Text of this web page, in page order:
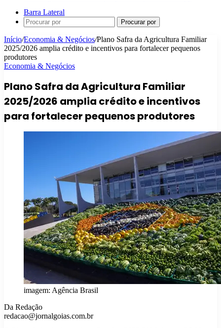
Barra Lateral
Procurar por
Início/Economia & Negócios/Plano Safra da Agricultura Familiar
2025/2026 amplia crédito e incentivos para fortalecer pequenos
produtores
Economia & Negócios
Plano Safra da Agricultura Familiar
2025/2026 amplia crédito e incentivos
para fortalecer pequenos produtores
imagem: Agência Brasil
Da Redação
redacao@jornalgoias.com.br